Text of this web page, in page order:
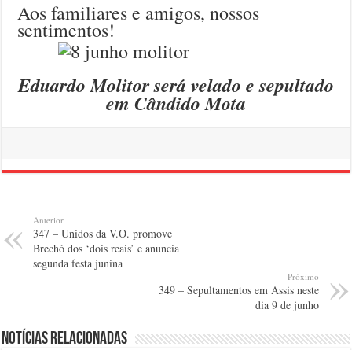
Aos familiares e amigos, nossos
sentimentos!
Eduardo Molitor será velado e sepultado
em Cândido Mota
Anterior
347 – Unidos da V.O. promove
Brechó dos ‘dois reais’ e anuncia
segunda festa junina
Próximo
349 – Sepultamentos em Assis neste
dia 9 de junho
Notícias relacionadas